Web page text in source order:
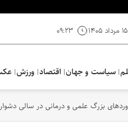
۱۵ مرداد ۱۴۰۵ ۰۹:۲۳
سیاست و جهان اقتصاد ورزش
بزرگ علمی و درمانی در سالی دشوار